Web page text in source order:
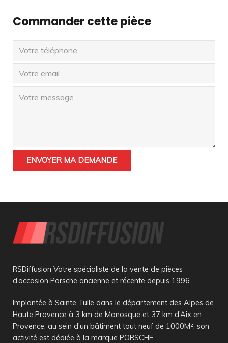
Commander cette pièce
RSDiffusion Votre spécialiste de la vente de pièces
d’occasion Porsche ancienne et récente depuis 1996
Implantée à Sainte Tulle dans le département des Alpes de
Haute Provence à 3 km de Manosque et 37 km d’Aix en
Provence, au sein d’un bâtiment tout neuf de 1000M², son
activité est dédiée à la marque PORSCHE.